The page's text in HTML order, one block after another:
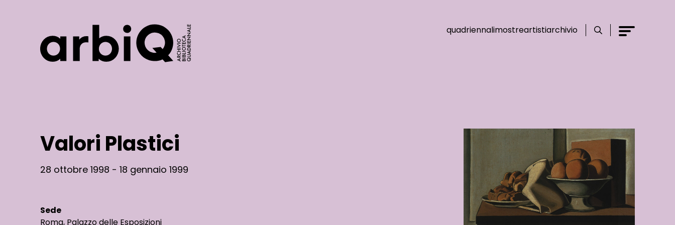
quadriennalimostreartistiarchivio Cerca Menu
Valori Plastici
28 ottobre 1998 - 18 gennaio 1999
Sede
Roma, Palazzo delle Esposizioni